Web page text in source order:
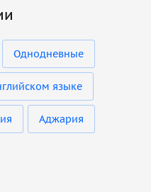
Однодневные
языке
Аджария